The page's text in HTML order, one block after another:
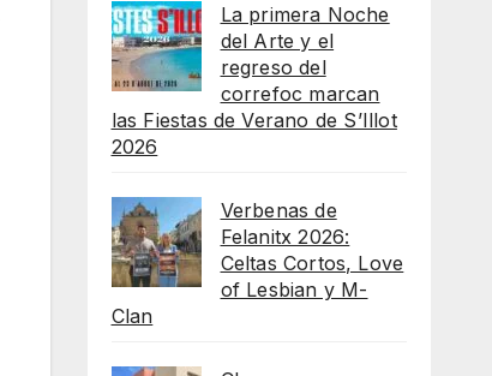
La primera Noche
del Arte y el
regreso del
correfoc marcan
las Fiestas de Verano de S’Illot
2026
Verbenas de
Felanitx 2026:
Celtas Cortos, Love
of Lesbian y M-
Clan